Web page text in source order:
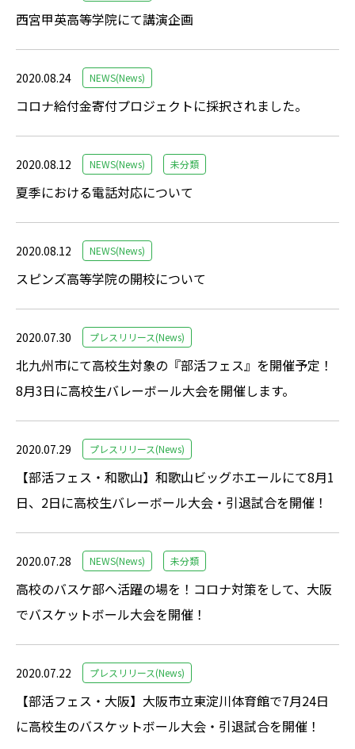
西宮甲英高等学院にて講演企画
2020.08.24 NEWS(News)
コロナ給付金寄付プロジェクトに採択されました。
2020.08.12 NEWS(News) 未分類
夏季における電話対応について
2020.08.12 NEWS(News)
スピンズ高等学院の開校について
2020.07.30 プレスリリース(News)
北九州市にて高校生対象の『部活フェス』を開催予定！
8月3日に高校生バレーボール大会を開催します。
2020.07.29 プレスリリース(News)
【部活フェス・和歌山】和歌山ビッグホエールにて8月1
日、2日に高校生バレーボール大会・引退試合を開催！
2020.07.28 NEWS(News) 未分類
高校のバスケ部へ活躍の場を！コロナ対策をして、大阪
でバスケットボール大会を開催！
2020.07.22 プレスリリース(News)
【部活フェス・大阪】大阪市立東淀川体育館で7月24日
に高校生のバスケットボール大会・引退試合を開催！